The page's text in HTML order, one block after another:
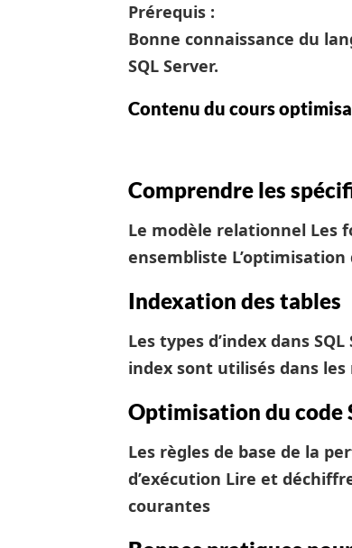
Prérequis :
Bonne connaissance du
SQL Server.
Contenu du cours
Comprendre les
Le modèle relationnel Les
ensembliste
Indexation des tables
Les types d’index dans SQL
index sont utilisés dans
Optimisation du code
Les règles de base de la
d’exécution Lire et
courantes